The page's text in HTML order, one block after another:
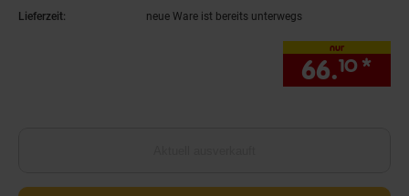
Lieferzeit: neue Ware ist bereits unterwegs
nur
66.10 *